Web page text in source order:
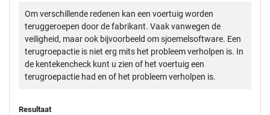
Om verschillende redenen kan een voertuig worden
teruggeroepen door de fabrikant. Vaak vanwegen de
veiligheid, maar ook bijvoorbeeld om sjoemelsoftware. Een
terugroepactie is niet erg mits het probleem verholpen is. In
de kentekencheck kunt u zien of het voertuig een
terugroepactie had en of het probleem verholpen is.
Resultaat